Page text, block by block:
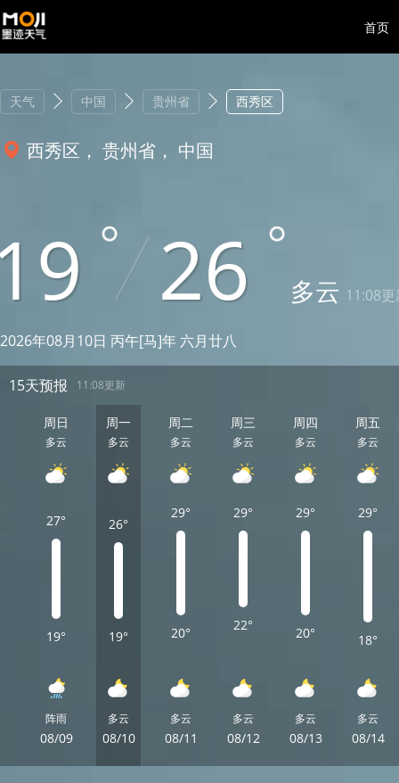
首页
天气 中国 贵州省 西秀区
西秀区， 贵州省， 中国
26 多云 11:08
2026年08月10日 丙午[马]年 六月廿八
15天预报 11:08更新
周日
多云
27°
19°
阵雨
08/09
周一
多云
26°
19°
多云
08/10
周二
多云
29°
20°
多云
08/11
周三
多云
29°
22°
多云
08/12
周四
多云
29°
20°
多云
08/13
周五
多云
29°
18°
多云
08/14